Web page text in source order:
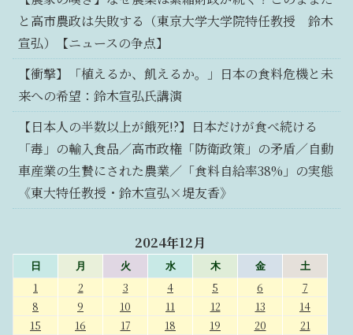
と高市農政は失敗する（東京大学大学院特任教授 鈴木
宣弘）【ニュースの争点】
【衝撃】「植えるか、飢えるか。」日本の食料危機と未
来への希望：鈴木宣弘氏講演
【日本人の半数以上が餓死!?】日本だけが食べ続ける
「毒」の輸入食品／高市政権「防衛政策」の矛盾／自動
車産業の生贄にされた農業／「食料自給率38%」の実態
《東大特任教授・鈴木宣弘×堤友香》
2024年12月
日 月 火 水 木 金 土
1 2 3 4 5 6
7
8
9 10 11 12 13
14
15
16 17 18 19 20
21